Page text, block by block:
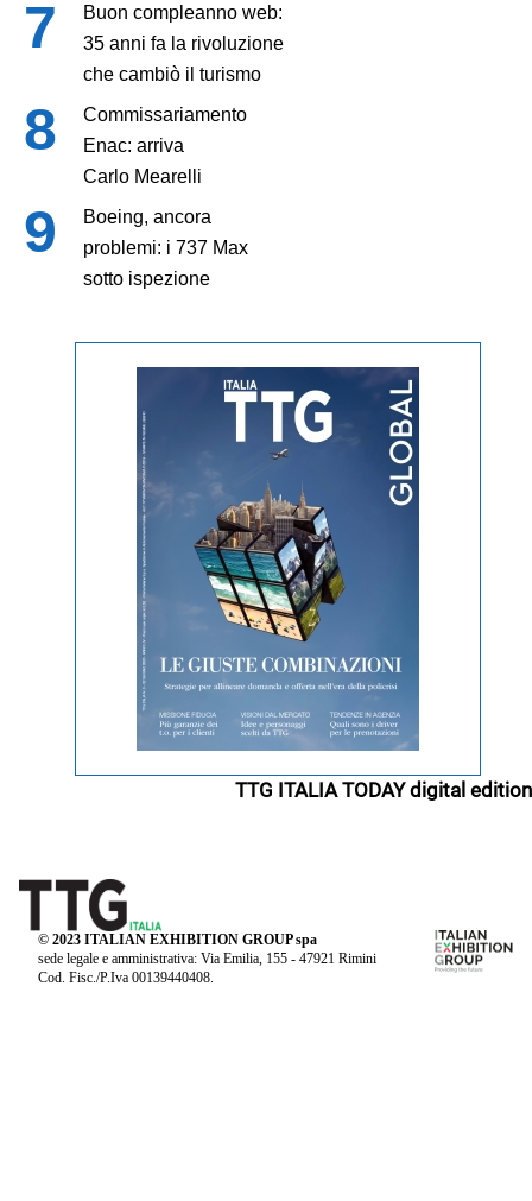
Buon compleanno web:
35 anni fa la rivoluzione
che cambiò il turismo
Commissariamento
Enac: arriva
Carlo Mearelli
Boeing, ancora
problemi: i 737 Max
sotto ispezione
TTG ITALIA TODAY digital edition
© 2023 ITALIAN EXHIBITION GROUP spa
sede legale e amministrativa: Via Emilia, 155 - 47921 Rimini
Cod. Fisc./P.Iva 00139440408.